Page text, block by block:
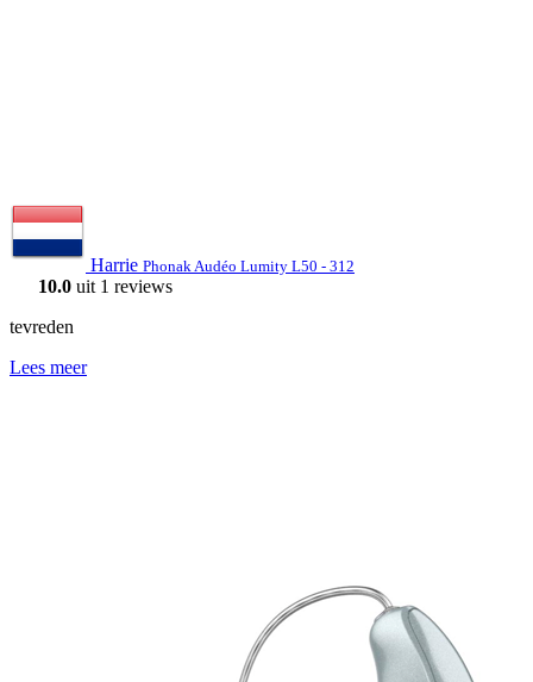
Harrie Phonak Audéo Lumity L50 - 312
10.0 uit 1 reviews
tevreden
Lees meer